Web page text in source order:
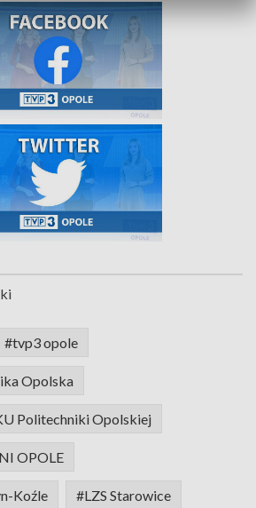
#tvp3 opole
Opolska
Politechniki Opolskiej
OPOLE
Koźle #LZS Starowice